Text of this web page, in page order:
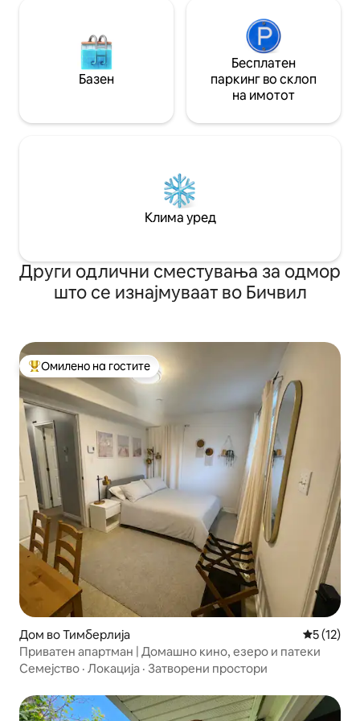
Базен
Бесплатен
паркинг во склоп
на имотот
Клима уред
Други одлични сместувања за одмор
што се изнајмуваат во Бичвил
Меѓу најуспешните „Омилени на гостите“
Омилено на гостите
Дом во Тимберлија
5 (12)
Приватен апартман | Домашно кино, езеро и патеки
Семејство · Локација · Затворени простори